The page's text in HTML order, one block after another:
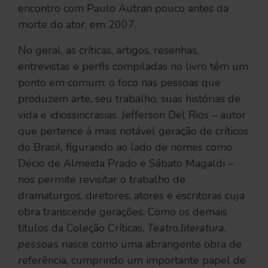
encontro com Paulo Autran pouco antes da
morte do ator, em 2007.
No geral, as críticas, artigos, resenhas,
entrevistas e perfis compiladas no livro têm um
ponto em comum: o foco nas pessoas que
produzem arte, seu trabalho, suas histórias de
vida e idiossincrasias. Jefferson Del Rios – autor
que pertence à mais notável geração de críticos
do Brasil, figurando ao lado de nomes como
Décio de Almeida Prado e Sábato Magaldi –
nos permite revisitar o trabalho de
dramaturgos, diretores, atores e escritoras cuja
obra transcende gerações. Como os demais
títulos da Coleção Críticas, Teatro,literatura,
pessoas nasce como uma abrangente obra de
referência, cumprindo um importante papel de